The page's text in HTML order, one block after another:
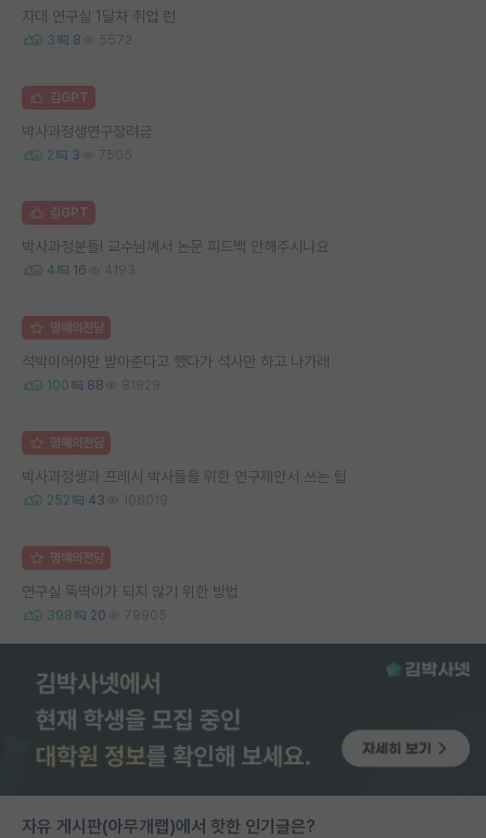
자대 연구실 1달차 취업 런
3 8 5572
김GPT
박사과정생연구장려금
2 3 7505
김GPT
박사과정분들! 교수님께서 논문 피드백 안해주시나요
4 16 4193
명예의전당
석박이어야만 받아준다고 했다가 석사만 하고 나가래
100 88 81929
명예의전당
박사과정생과 프레시 박사들을 위한 연구제안서 쓰는 팁
252 43 106019
명예의전당
연구실 뚝딱이가 되지 않기 위한 방법
398 20 79905
자유 게시판(아무개랩)에서 핫한 인기글은?